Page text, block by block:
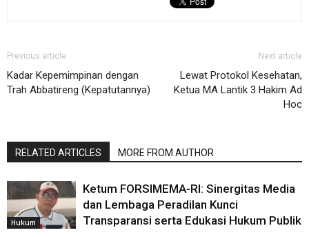
Previous article
Kadar Kepemimpinan dengan
Trah Abbatireng (Kepatutannya)
Next article
Lewat Protokol Kesehatan,
Ketua MA Lantik 3 Hakim Ad
Hoc
RELATED ARTICLES MORE FROM AUTHOR
Hukum
Ketum FORSIMEMA-RI: Sinergitas Media
dan Lembaga Peradilan Kunci
Transparansi serta Edukasi Hukum Publik